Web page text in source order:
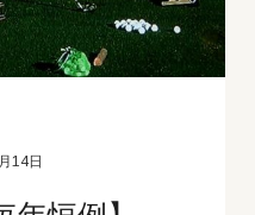
14日